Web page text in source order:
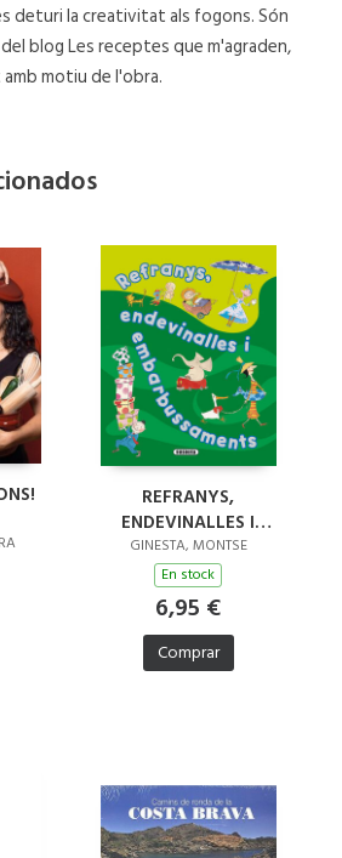
deturi la creativitat als fogons. Són
blog Les receptes que m'agraden,
motiu de l'obra.
REFRANYS,
ENDEVINALLES I
EMBARBUSSAMENTS
GINESTA, MONTSE
En stock
6,95 €
Comprar